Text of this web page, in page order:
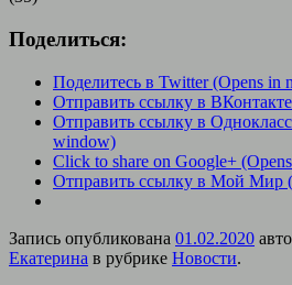
Поделиться:
Поделитесь в Twitter (Opens in
Отправить ссылку в
Отправить ссылку в
window)
Click to share on Google+
Отправить ссылку в Мой Мир
Запись опубликована 01.02.2020
Екатерина в рубрике Новости.